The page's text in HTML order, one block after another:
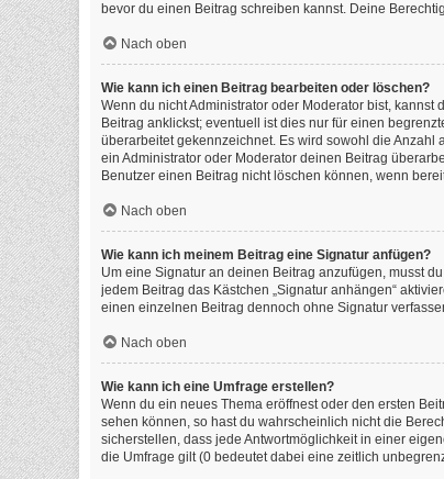
bevor du einen Beitrag schreiben kannst. Deine
Nach oben
Wie kann ich einen Beitrag bearbeiten oder löschen?
Wenn du nicht Administrator oder Moderator bist,
Beitrag anklickst; eventuell ist dies nur für einen
überarbeitet gekennzeichnet. Es wird sowohl die
ein Administrator oder Moderator deinen Beitrag
Benutzer einen Beitrag nicht löschen können, wenn
Nach oben
Wie kann ich meinem Beitrag eine Signatur anfügen?
Um eine Signatur an deinen Beitrag anzufügen, musst
jedem Beitrag das Kästchen „Signatur anhängen“
einen einzelnen Beitrag dennoch ohne Signatur
Nach oben
Wie kann ich eine Umfrage erstellen?
Wenn du ein neues Thema eröffnest oder den ersten
sehen können, so hast du wahrscheinlich nicht die
sicherstellen, dass jede Antwortmöglichkeit in einer
die Umfrage gilt (0 bedeutet dabei eine zeitlich